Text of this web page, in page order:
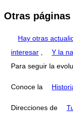
Otras
Hay otras
interesar
Y la
Para seguir la
Conoce la
Direcciones de